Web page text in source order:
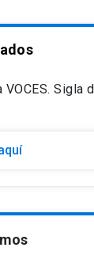
VOCES. Sigla